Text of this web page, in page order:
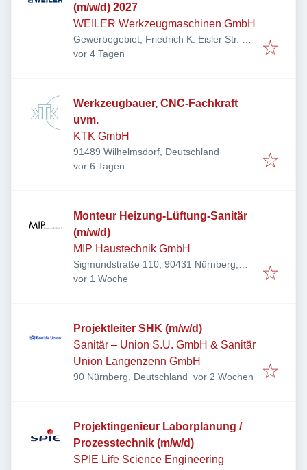
(m/w/d) 2027
WEILER Werkzeugmaschinen GmbH
Gewerbegebiet, Friedrich K. Eisler Str. 1,
91448 Emskirchen, Deutschland
Veröffentlicht
vor 4 Tagen
Werkzeugbauer, CNC-Fachkraft
uvm.
KTK GmbH
91489 Wilhelmsdorf, Deutschland
Veröffentlicht
vor 6 Tagen
Monteur Heizung-Lüftung-Sanitär
(m/w/d)
MIP Haustechnik GmbH
Sigmundstraße 110, 90431 Nürnberg,
Deutschland
Veröffentlicht
vor 1 Woche
Projektleiter SHK (m/w/d)
Sanitär – Union S.U. GmbH & Sanitär
Union Langenzenn GmbH
90 Nürnberg, Deutschland Veröffentlicht:
vor 2 Wochen
Projektingenieur Laborplanung /
Prozesstechnik (m/w/d)
SPIE Life Science Engineering